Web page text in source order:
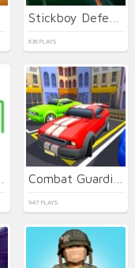
636 PLAYS
947 PLAYS